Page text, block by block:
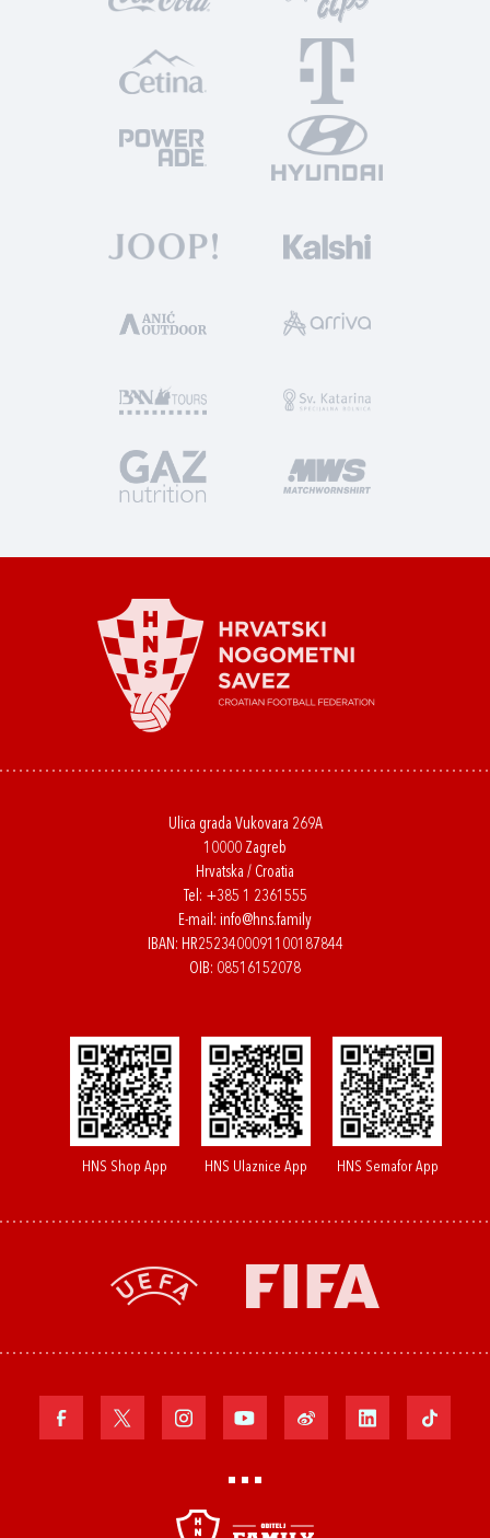
Ulica grada Vukovara 269A
10000 Zagreb
Hrvatska / Croatia
Tel: +385 1 2361555
E-mail: info@hns.family
IBAN: HR2523400091100187844
OIB: 08516152078
HNS Shop App HNS Ulaznice App HNS Semafor App